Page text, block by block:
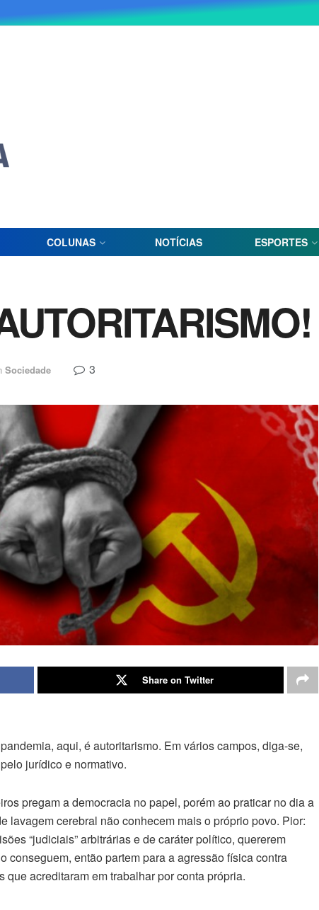
COLUNAS NOTÍCIAS ESPORTES
Sociedade 3
Share on Twitter
aqui, é autoritarismo. Em vários campos, diga-se,
jurídico e normativo.
pregam a democracia no papel, porém ao praticar no dia a
lavagem cerebral não conhecem mais o próprio povo. Pior:
“judiciais” arbitrárias e de caráter político, quererem
conseguem, então partem para a agressão física contra
acreditaram em trabalhar por conta própria.